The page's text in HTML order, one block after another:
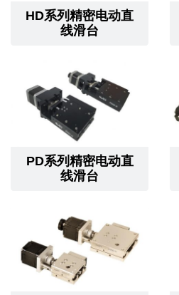
HD系列精密电动直
线滑台
PD系列精密电动直
线滑台